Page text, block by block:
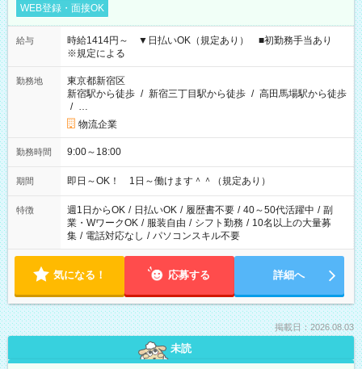
WEB登録・面接OK
給与
時給1414円～ ▼日払いOK（規定あり） ■初勤務手当あり
※規定による
勤務地
東京都新宿区
新宿駅から徒歩 / 新宿三丁目駅から徒歩 / 高田馬場駅から徒歩
/ …
物流企業
勤務時間 9:00～18:00
期間 即日～OK！ 1日～働けます＾＾（規定あり）
特徴 週1日からOK / 日払いOK / 履歴書不要 / 40～50代活躍中 / 副
業・WワークOK / 服装自由 / シフト勤務 / 10名以上の大量募
集 / 電話対応なし / パソコンスキル不要
気になる！ 応募する 詳細へ
掲載日：2026.08.03
未読